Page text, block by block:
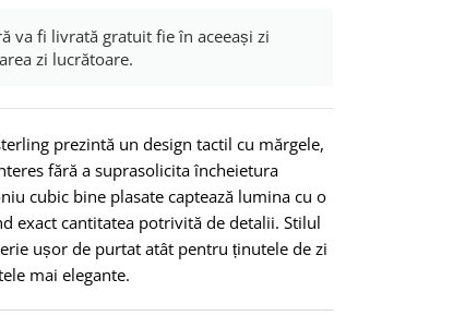
va fi livrată gratuit fie în aceeași zi
zi lucrătoare.
prezintă un design tactil cu mărgele,
fără a suprasolicita încheietura
cubic bine plasate captează lumina cu o
exact cantitatea potrivită de detalii. Stilul
ușor de purtat atât pentru ținutele de zi
mai elegante.